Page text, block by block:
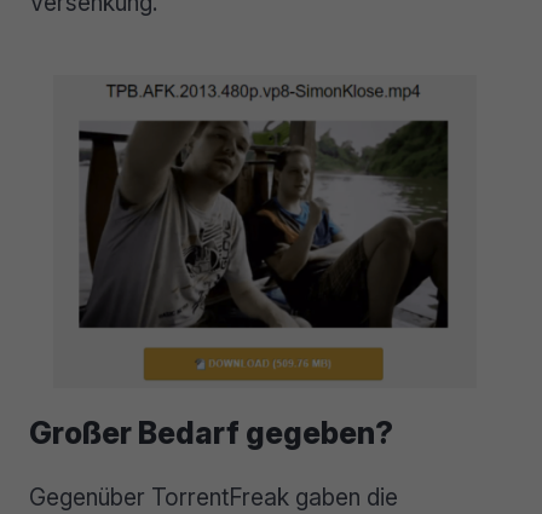
Großer Bedarf gegeben?
Gegenüber TorrentFreak gaben die